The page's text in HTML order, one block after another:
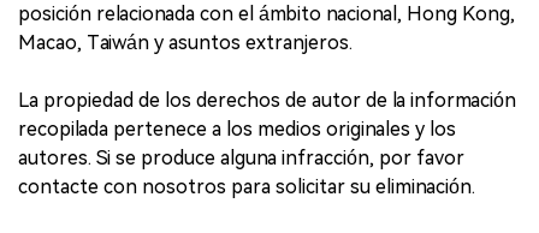
posición relacionada con el ámbito nacional, Hong Kong,
Macao, Taiwán y asuntos extranjeros.
La propiedad de los derechos de autor de la información
recopilada pertenece a los medios originales y los
autores. Si se produce alguna infracción, por favor
contacte con nosotros para solicitar su eliminación.